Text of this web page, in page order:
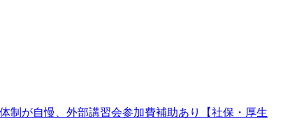
制が自慢、外部講習会参加費補助あり【社保・厚生